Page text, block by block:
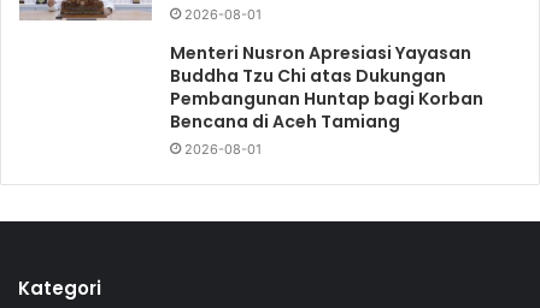
2026-08-01
Menteri Nusron Apresiasi Yayasan
Buddha Tzu Chi atas Dukungan
Pembangunan Huntap bagi Korban
Bencana di Aceh Tamiang
2026-08-01
Kategori